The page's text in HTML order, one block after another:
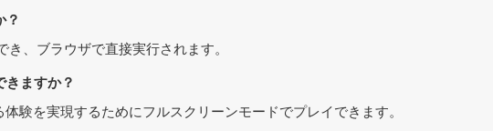
？
、ブラウザで直接実行されます。
ますか？
験を実現するためにフルスクリーンモードでプレイできます。